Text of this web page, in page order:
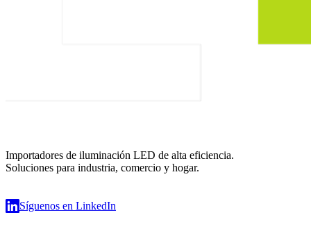
Importadores de iluminación LED de alta eficiencia.
Soluciones para industria, comercio y hogar.
Síguenos en LinkedIn